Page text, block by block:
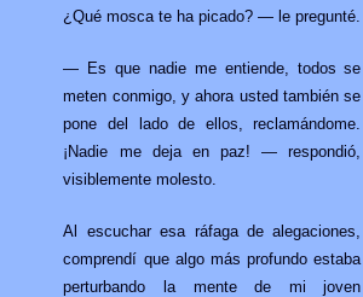
¿Qué mosca te ha picado? — le pregunté.
— Es que nadie me entiende, todos se
meten conmigo, y ahora usted también se
pone del lado de ellos, reclamándome.
¡Nadie me deja en paz! — respondió,
visiblemente molesto.
Al escuchar esa ráfaga de alegaciones,
comprendí que algo más profundo estaba
perturbando la mente de mi joven